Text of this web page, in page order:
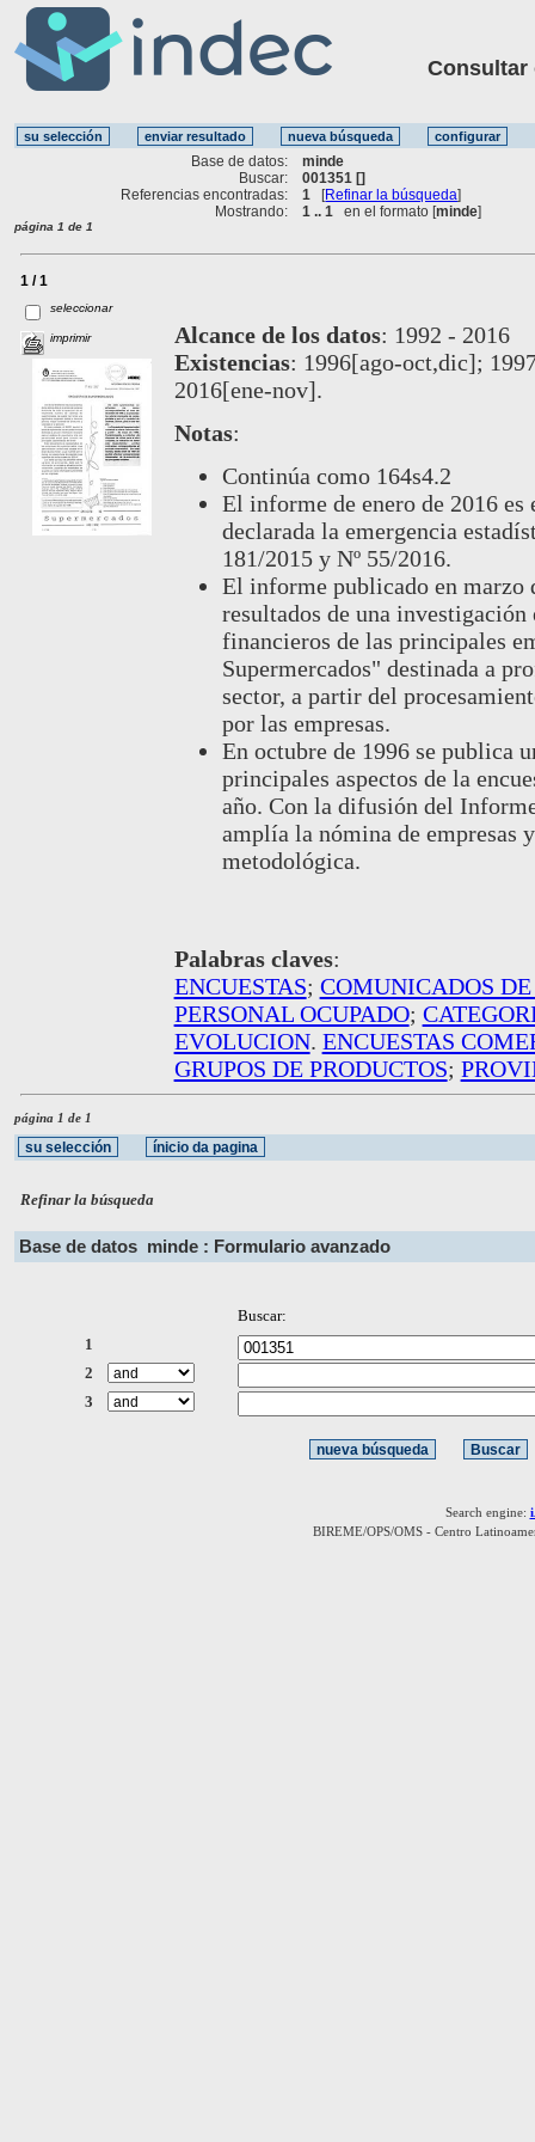
Consultar
Base de datos:
minde
Buscar:
001351 []
Referencias encontradas:
1 [Refinar la búsqueda]
Mostrando:
1 .. 1 en el formato [minde]
página 1 de 1
1 / 1
seleccionar
imprimir Alcance de los datos: 1992 - 2016
Existencias: 1996[ago-oct,dic];
2016[ene-nov].
Notas:
Continúa como 164s4.2
El informe de enero de 2016 es
declarada la emergencia
181/2015 y Nº 55/2016.
El informe publicado en marzo
resultados de una
financieros de las principales
Supermercados" destinada a
sector, a partir del
por las empresas.
En octubre de 1996 se publica
principales aspectos de la
año. Con la difusión del
amplía la nómina de empresas
metodológica.
Palabras claves:
ENCUESTAS; COMUNICADOS DE
PERSONAL OCUPADO;
EVOLUCION. ENCUESTAS
GRUPOS DE PRODUCTOS;
página 1 de 1
Refinar la búsqueda
Base de datos minde : Formulario avanzado
Buscar:
1
2
3
Search engine:
BIREME/OPS/OMS - Centro